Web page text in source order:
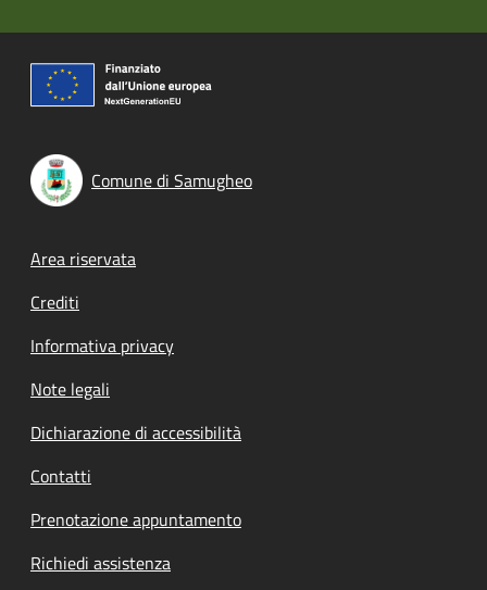
Comune di Samugheo
Footer menu
Area riservata
Crediti
Informativa privacy
Note legali
Dichiarazione di accessibilità
Contatti
Prenotazione appuntamento
Richiedi assistenza